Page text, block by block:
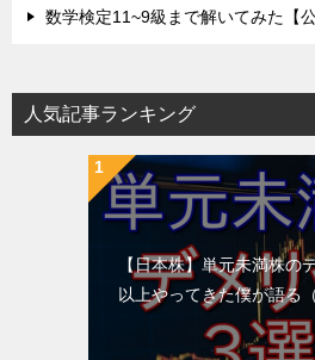
数学検定11~9級まで解いてみた【
人気記事ランキング
【日本株】単元未満株の
以上やってきた僕が語る